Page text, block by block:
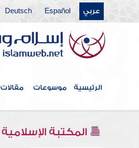
عربي Español
Deutsch
الرئيسية موسوعات مقالات
المكتبة الإسلامية